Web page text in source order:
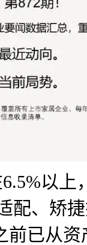
以
配、矫
已从